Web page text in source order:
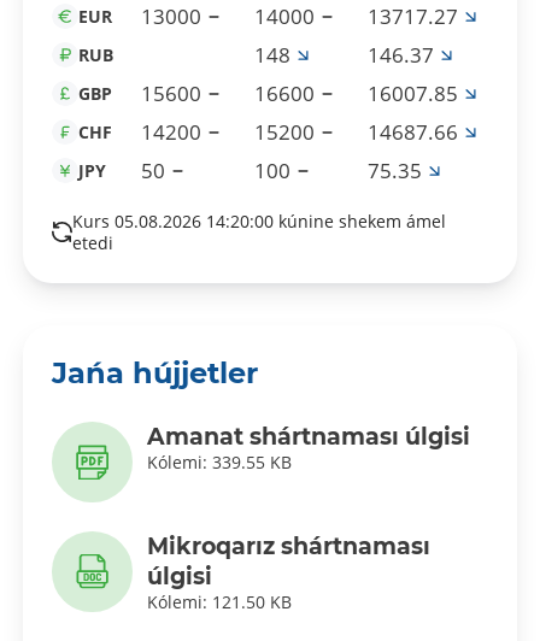
EUR 13000 14000 13717.27
RUB 148 146.37
GBP 15600 16600 16007.85
CHF 14200 15200 14687.66
JPY 50 100 75.35
Kurs 05.08.2026 14:20:00 kúnine shekem ámel
etedi
Jańa hújjetler
Amanat shártnaması úlgisi
Kólemi: 339.55 KB
Mikroqarız shártnaması
úlgisi
Kólemi: 121.50 KB